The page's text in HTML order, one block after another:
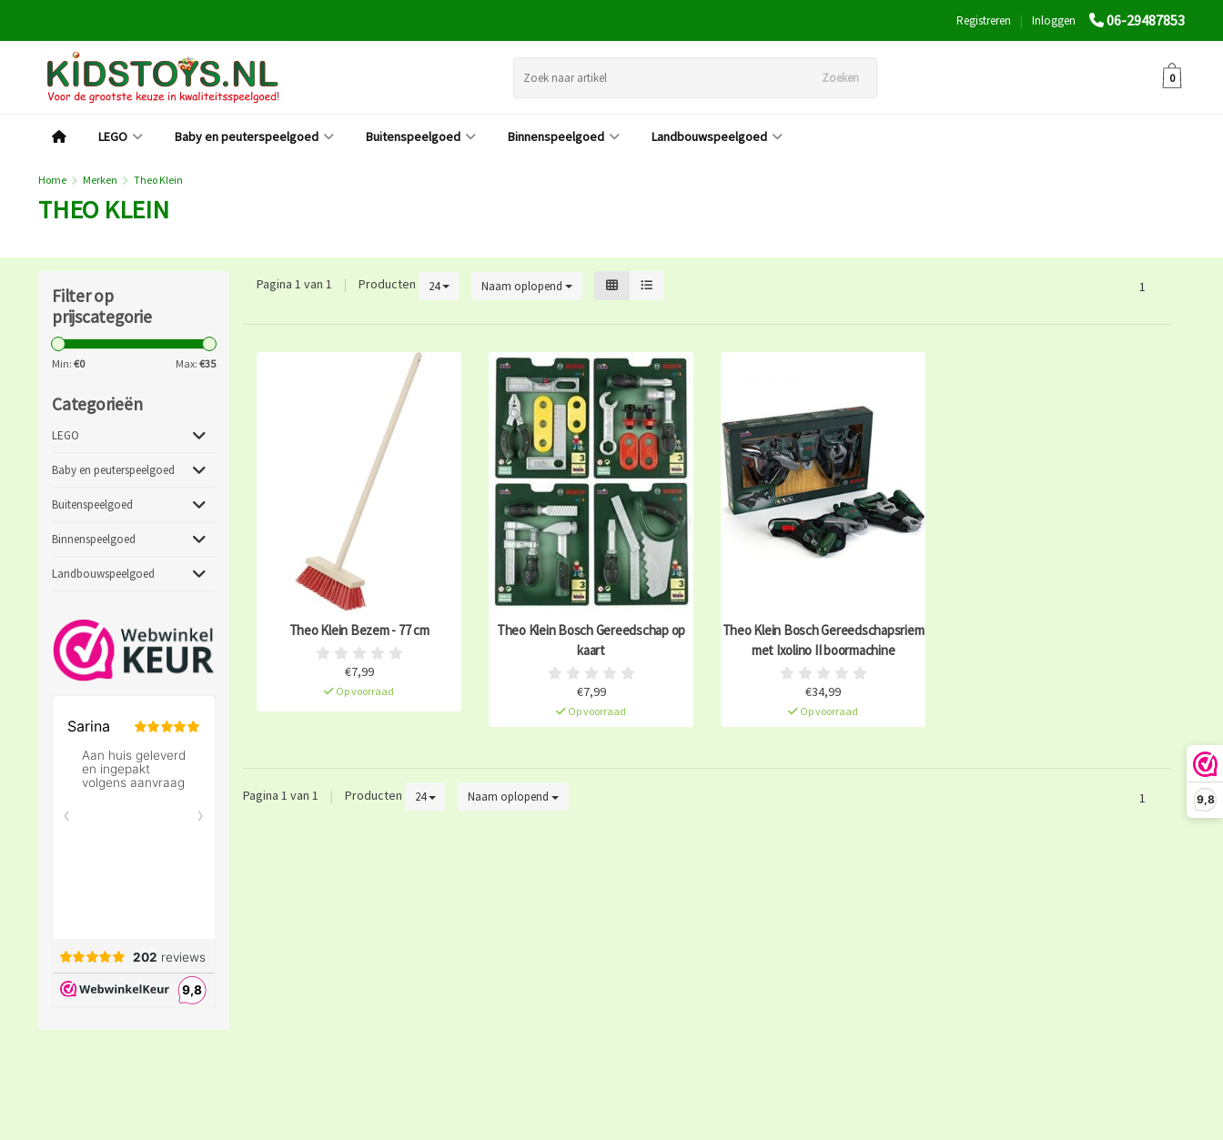
9,8
06-29487853
Inloggen
|
Registreren
Zoeken 0
LEGO Baby en peuterspeelgoed Buitenspeelgoed Binnenspeelgoed Landbouwspeelgoed
Home Merken Theo Klein
THEO KLEIN
Filter op
prijscategorie
Min: €0 Max: €35
Categorieën
LEGO
Baby en peuterspeelgoed
Buitenspeelgoed
Binnenspeelgoed
Landbouwspeelgoed
Pagina 1 van 1 | Producten 24 Naam oplopend 1
Theo Klein Bezem - 77 cm
€7,99
Op voorraad
Theo Klein Bosch Gereedschap op
kaart
€7,99
Op voorraad
Theo Klein Bosch Gereedschapsriem
met Ixolino II boormachine
€34,99
Op voorraad
Pagina 1 van 1 | Producten 24 Naam oplopend 1